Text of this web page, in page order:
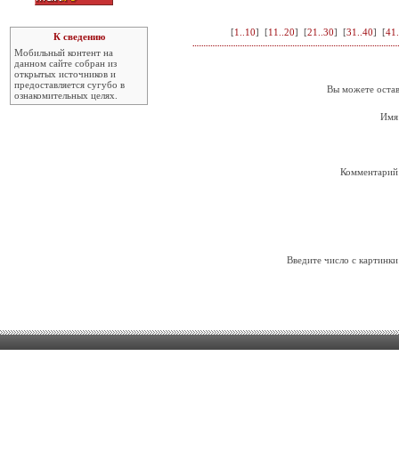
К сведению
Мобильный контент на
данном сайте собран из
открытых источников и
предоставляется сугубо в
ознакомительных целях.
[1..10] [11..20] [21..30] [31..40] [
Вы можете
Введите число с